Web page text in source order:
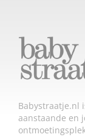
Babystraatje.nl
aanstaande en